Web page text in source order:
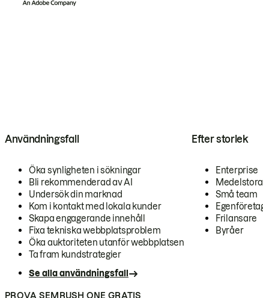
Användningsfall
Öka synligheten i sökningar
Bli rekommenderad av AI
Undersök din marknad
Kom i kontakt med lokala kunder
Skapa engagerande innehåll
Fixa tekniska webbplatsproblem
Öka auktoriteten utanför webbplatsen
Ta fram kundstrategier
Se alla användningsfall
Efter storlek
Enterprise
Små team
Frilansare
Byråer
PROVA SEMRUSH ONE GRATIS